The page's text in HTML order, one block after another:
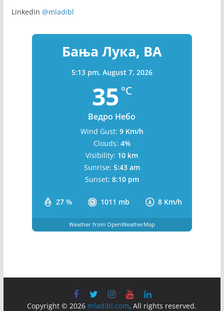
Linkedin @mladibl
Бања Лука, BA
5:13 pm, August 7, 2026
35 °C
Ведро Небо
27 % 1011 mb 8 Km/h
Wind Gust: 9 Km/h
Clouds: 4%
Visibility: 10 km
Sunrise: 5:43 am
Sunset: 8:10 pm
Weather from OpenWeatherMap
Copyright © 2026 mladibl.com. All rights reserved.